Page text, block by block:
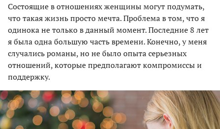
Состоящие в отношениях женщины могут подумать,
что такая жизнь просто мечта. Проблема в том, что я
одинока не только в данный момент. Последние 8 лет
я была одна большую часть времени. Конечно, у меня
случались романы, но не было опыта серьезных
отношений, которые предполагают компромиссы и
поддержку.